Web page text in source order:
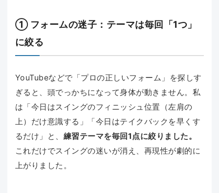
① フォームの迷子：テーマは毎回「1つ」
に絞る
YouTubeなどで「プロの正しいフォーム」を探しす
ぎると、頭でっかちになって身体が動きません。私
は「今日はスイングのフィニッシュ位置（左肩の
上）だけ意識する」「今日はテイクバックを早くす
るだけ」と、 練習テーマを毎回1点に絞りました。
これだけでスイングの迷いが消え、再現性が劇的に
上がりました。